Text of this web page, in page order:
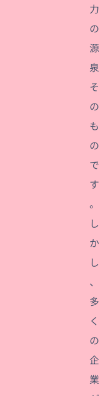
力
の
源
泉
そ
の
も
の
で
す
。
し
か
し
、
多
く
の
企
業